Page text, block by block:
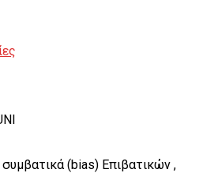
(bias) Επιβατικών ,